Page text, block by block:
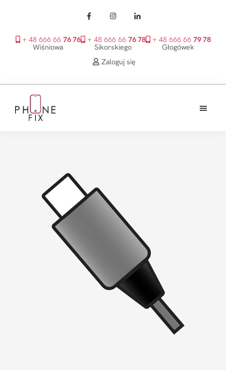
+ 48 666 66 76 76
Wiśniowa
+ 48 666 66 76 78
Sikorskiego
+ 48 666 66 79 78
Głogówek
Zaloguj się
głównego